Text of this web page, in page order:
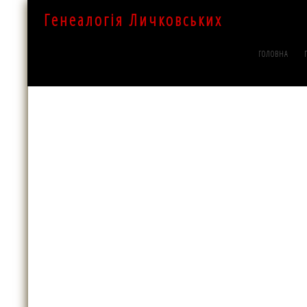
Генеалогія Личковських
ГОЛОВНА